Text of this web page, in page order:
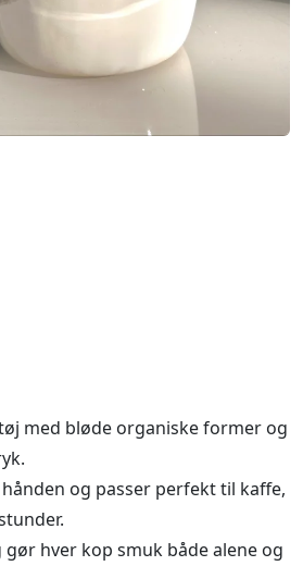
med bløde organiske former og
og passer perfekt til kaffe,
hver kop smuk både alene og